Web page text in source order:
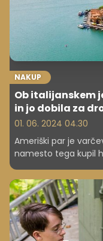
NAKUP
Ob italijanskem
in jo dobila za
01. 06. 2024 04.30
Ameriški par je
namesto tega kupil